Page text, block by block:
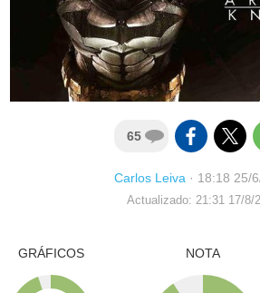
65
Carlos Leiva · 18:18 25/
Actualizado: 21:31 17/8/
GRÁFICOS NOTA